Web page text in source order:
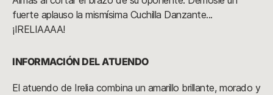
fuerte aplauso la mismísima Cuchilla Danzante...
¡IRELIAAAA!
INFORMACIÓN DEL ATUENDO
El atuendo de Irelia combina un amarillo brillante, morado y